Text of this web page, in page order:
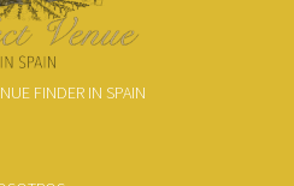
FINDER IN SPAIN